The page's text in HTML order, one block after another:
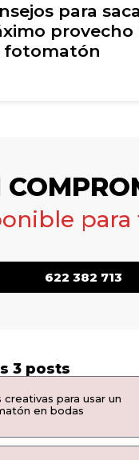
para
provecho
fotomatón
para
622 382 713
3 posts
creativas para usar un
en bodas